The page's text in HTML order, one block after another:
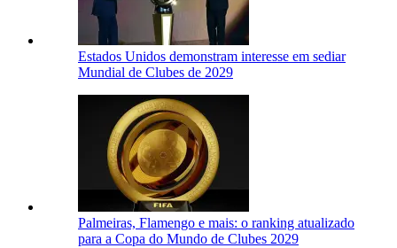
Estados Unidos demonstram interesse em sediar
Mundial de Clubes de 2029
Palmeiras, Flamengo e mais: o ranking atualizado
para a Copa do Mundo de Clubes 2029